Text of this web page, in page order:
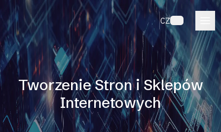
CZ
Tworzenie Stron i Sklepów
Internetowych